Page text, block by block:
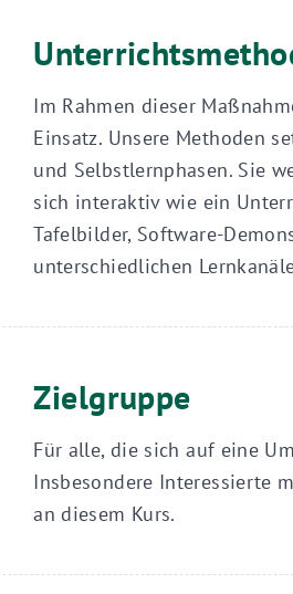
Im Rahmen dieser
Einsatz. Unsere Methoden
und Selbstlernphasen. Sie
sich interaktiv wie ein
Tafelbilder, Software-
unterschiedlichen
Zielgruppe
Für alle, die sich auf eine
Insbesondere Interessierte
an diesem Kurs.